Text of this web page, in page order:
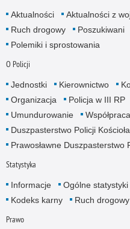
Aktualności Aktualności z
Ruch drogowy
Poszukiwani
Polemiki i sprostowania
O Policji
Jednostki Kierownictwo
Organizacja
Policja w III RP
Umundurowanie
Duszpasterstwo Policji
Prawosławne Duszpasterstwo
Statystyka
Informacje Ogólne statystyki
Kodeks karny
Ruch drogowy
Prawo